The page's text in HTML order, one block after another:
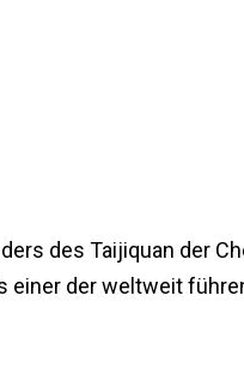
des Taijiquan der
einer der weltweit